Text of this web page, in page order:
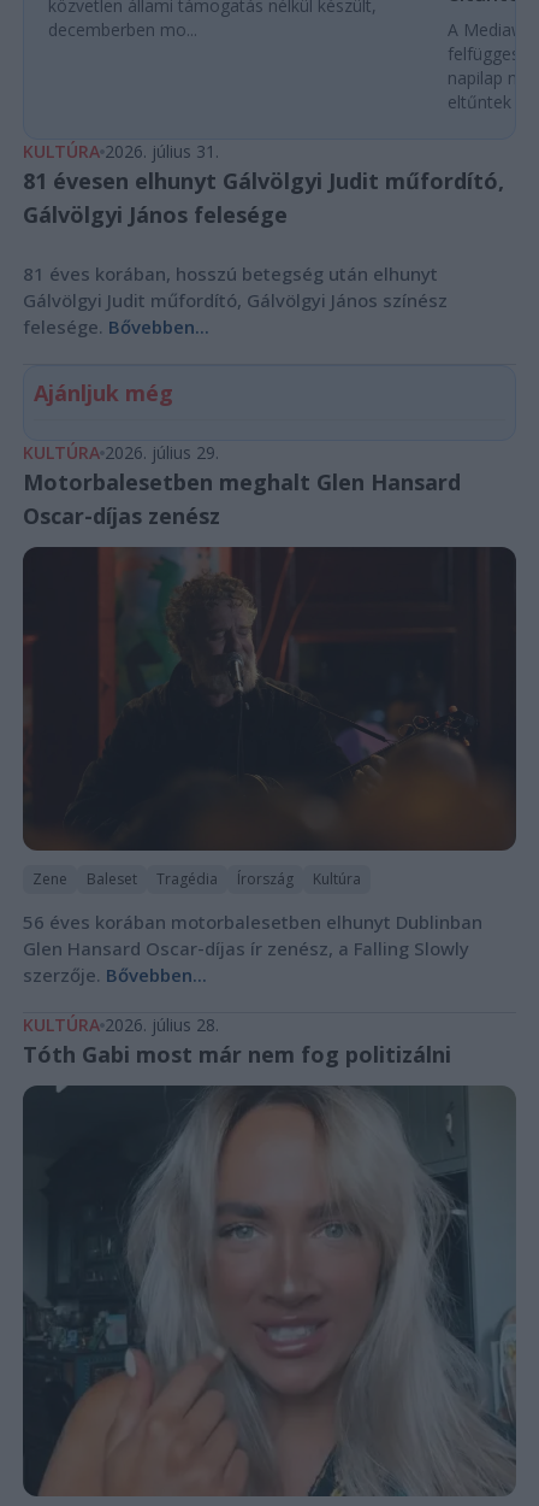
közvetlen állami támogatás nélkül készült,
decemberben mo...
A
napilap
eltűntek
KULTÚRA 2026. július 31.
81 évesen elhunyt Gálvölgyi Judit műfordító,
Gálvölgyi János felesége
81 éves korában, hosszú betegség után elhunyt
Gálvölgyi Judit műfordító, Gálvölgyi János színész
felesége. Bővebben...
Ajánljuk még
KULTÚRA 2026. július 29.
Motorbalesetben meghalt Glen Hansard
Oscar-díjas zenész
Zene Baleset Tragédia Írország Kultúra
56 éves korában motorbalesetben elhunyt Dublinban
Glen Hansard Oscar-díjas ír zenész, a Falling Slowly
szerzője. Bővebben...
KULTÚRA 2026. július 28.
Tóth Gabi most már nem fog politizálni